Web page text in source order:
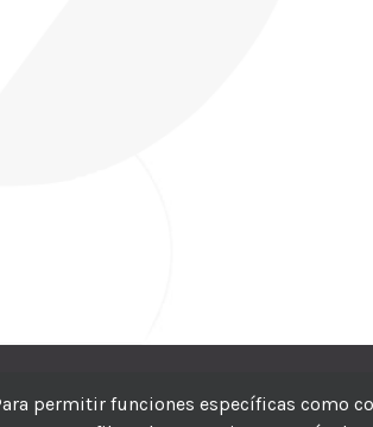
Hosting Para PYMES MBAGIO.COM |
permitir funciones específicas como